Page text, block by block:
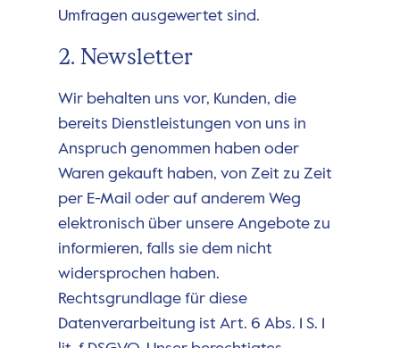
Umfragen ausgewertet sind.
2. Newsletter
Wir behalten uns vor, Kunden, die
bereits Dienstleistungen von uns in
Anspruch genommen haben oder
Waren gekauft haben, von Zeit zu Zeit
per E-Mail oder auf anderem Weg
elektronisch über unsere Angebote zu
informieren, falls sie dem nicht
widersprochen haben.
Rechtsgrundlage für diese
Datenverarbeitung ist Art. 6 Abs. 1 S. 1